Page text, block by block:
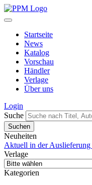
Startseite
News
Katalog
Vorschau
Händler
Verlage
Über uns
Login
Suche
Neuheiten
Aktuell in der Auslieferung
Verlage
Kategorien